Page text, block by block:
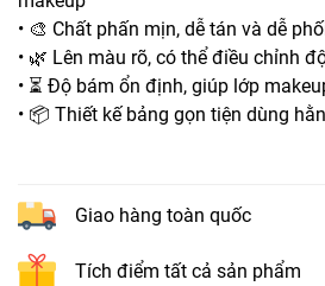
• 🎨 Chất phấn mịn, dễ tán và dễ
• 🌿 Lên màu rõ, có thể điều chỉnh
• ⏳ Độ bám ổn định, giúp lớp
• 📦 Thiết kế bảng gọn tiện dùng
Giao hàng toàn quốc
Tích điểm tất cả sản phẩm